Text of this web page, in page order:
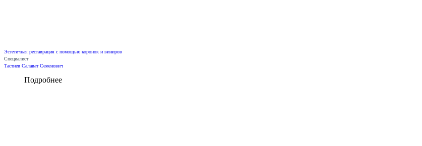
Эстетичная реставрация с помощью коронок и виниров
Специалист
Тастиев Салават Семенович
Подробнее